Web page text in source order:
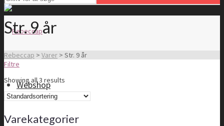
Webshop
Str. 9 år
Rebeccap > Varer > Str. 9 år
Filtre
Showing all 3 results
Varekategorier